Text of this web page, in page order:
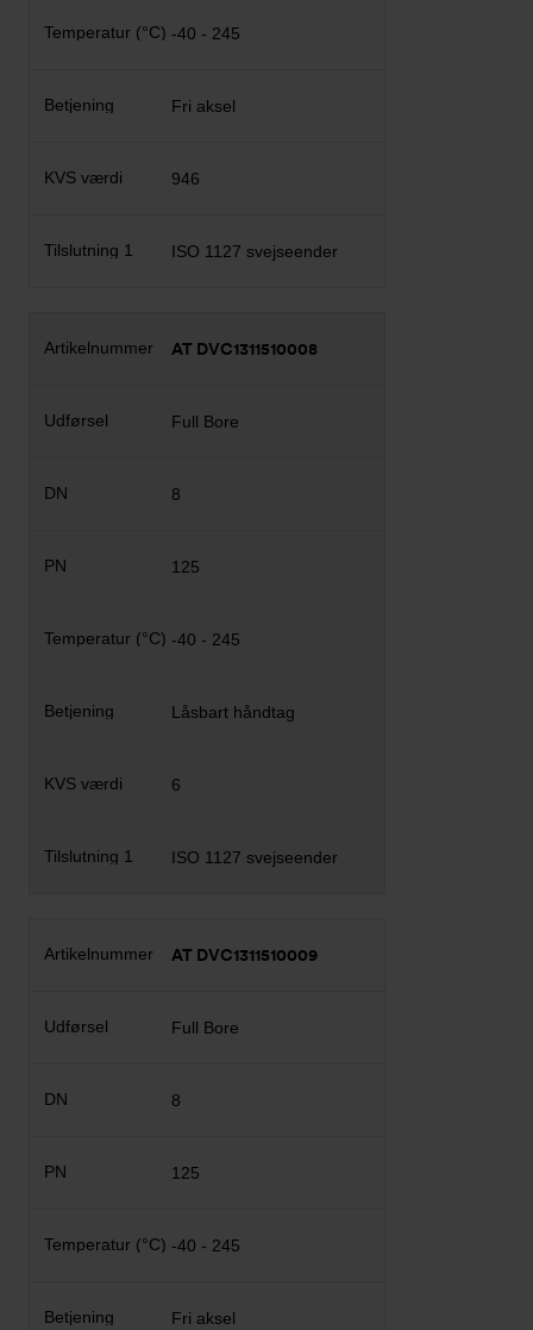
-40 - 245
Fri aksel
946
ISO 1127 svejseender
AT DVC1311510008
Full Bore
8
125
-40 - 245
Låsbart håndtag
6
ISO 1127 svejseender
AT DVC1311510009
Full Bore
8
125
-40 - 245
Fri aksel